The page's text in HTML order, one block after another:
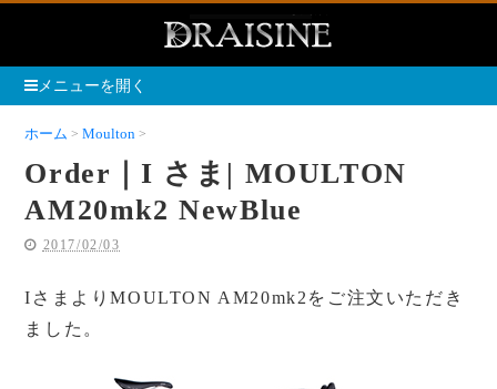
メニューを開く
ホーム Moulton
Order｜I さま| MOULTON
AM20mk2 NewBlue
2017/02/03
IさまよりMOULTON AM20mk2をご注文いただき
ました。